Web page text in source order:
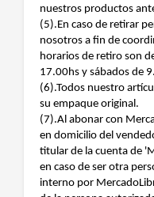
nuestros productos
(5).En caso de retirar
nosotros a fin de
horarios de retiro son
17.00hs y sábados de
(6).Todos nuestro
su empaque original.
(7).Al abonar con
en domicilio del
titular de la cuenta de
en caso de ser otra
interno por